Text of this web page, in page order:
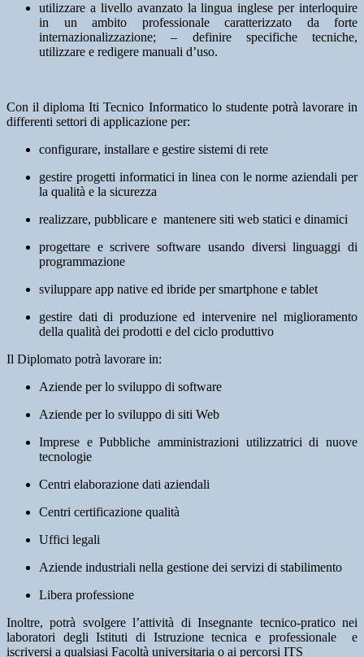
utilizzare a livello avanzato la lingua inglese per interloquire
in un ambito professionale caratterizzato da forte
internazionalizzazione; – definire specifiche tecniche,
utilizzare e redigere manuali d’uso.
Con il diploma Iti Tecnico Informatico lo studente potrà lavorare in
differenti settori di applicazione per:
configurare, installare e gestire sistemi di rete
gestire progetti informatici in linea con le norme aziendali per
la qualità e la sicurezza
realizzare, pubblicare e mantenere siti web statici e dinamici
progettare e scrivere software usando diversi linguaggi di
programmazione
sviluppare app native ed ibride per smartphone e tablet
gestire dati di produzione ed intervenire nel miglioramento
della qualità dei prodotti e del ciclo produttivo
Il Diplomato potrà lavorare in:
Aziende per lo sviluppo di software
Aziende per lo sviluppo di siti Web
Imprese e Pubbliche amministrazioni utilizzatrici di nuove
tecnologie
Centri elaborazione dati aziendali
Centri certificazione qualità
Uffici legali
Aziende industriali nella gestione dei servizi di stabilimento
Libera professione
Inoltre, potrà svolgere l’attività di Insegnante tecnico-pratico nei
laboratori degli Istituti di Istruzione tecnica e professionale e
iscriversi a qualsiasi Facoltà universitaria o ai percorsi ITS